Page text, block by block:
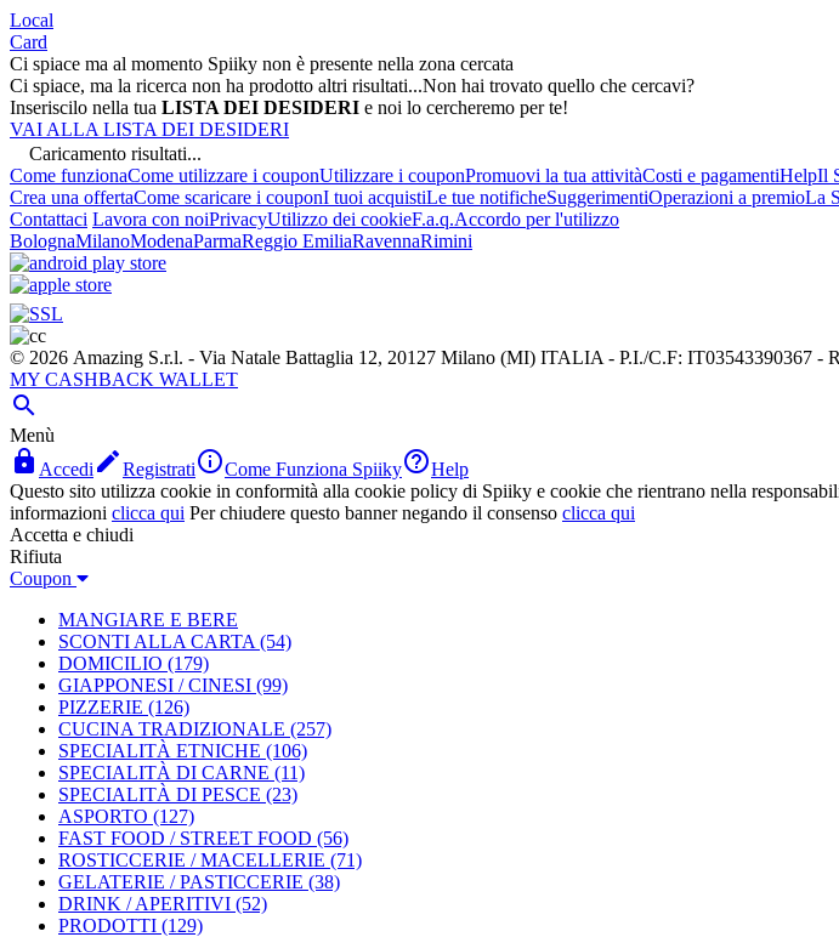
Local
Card
Ci spiace ma al momento Spiiky non è presente nella zona cercata
Ci spiace, ma la ricerca non ha prodotto altri risultati...Non hai trovato quello che cercavi?
Inseriscilo nella tua LISTA DEI DESIDERI e noi lo cercheremo per te!
VAI ALLA LISTA DEI DESIDERI
Caricamento risultati...
Come funzionaCome utilizzare i couponUtilizzare i couponPromuovi la tua attivitàCosti e pagamentiHelpIl
Crea una offertaCome scaricare i couponI tuoi acquistiLe tue notificheSuggerimentiOperazioni a premioLa
Contattaci Lavora con noiPrivacyUtilizzo dei cookieF.a.q.Accordo per l'utilizzo
BolognaMilanoModenaParmaReggio EmiliaRavennaRimini
© 2026 Amazing S.r.l. - Via Natale Battaglia 12, 20127 Milano (MI) ITALIA - P.I./C.F: IT03543390367 -
MY CASHBACK WALLET

Menù
 Accedi RegistratiCome Funziona SpiikyHelp
Questo sito utilizza cookie in conformità alla cookie policy di Spiiky e cookie che rientrano nella
informazioni clicca qui Per chiudere questo banner negando il consenso clicca qui
Accetta e chiudi
Rifiuta
Coupon
MANGIARE E BERE
SCONTI ALLA CARTA (54)
DOMICILIO (179)
GIAPPONESI / CINESI (99)
PIZZERIE (126)
CUCINA TRADIZIONALE (257)
SPECIALITÀ ETNICHE (106)
SPECIALITÀ DI CARNE (11)
SPECIALITÀ DI PESCE (23)
ASPORTO (127)
FAST FOOD / STREET FOOD (56)
ROSTICCERIE / MACELLERIE (71)
GELATERIE / PASTICCERIE (38)
DRINK / APERITIVI (52)
PRODOTTI (129)